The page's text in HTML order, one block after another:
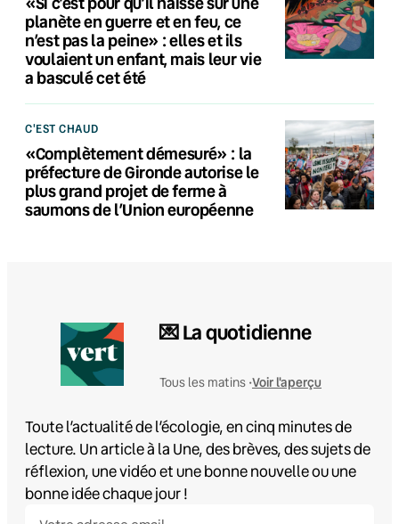
planète en guerre et en feu, ce
n’est pas la peine» : elles et ils
voulaient un enfant, mais leur vie
a basculé cet été
C'EST CHAUD
«Complètement démesuré» : la
préfecture de Gironde autorise le
plus grand projet de ferme à
saumons de l’Union européenne
💌 La quotidienne
Tous les matins •Voir l'aperçu
Toute l’actualité de l’écologie, en cinq minutes de
lecture. Un article à la Une, des brèves, des sujets de
réflexion, une vidéo et une bonne nouvelle ou une
bonne idée chaque jour !